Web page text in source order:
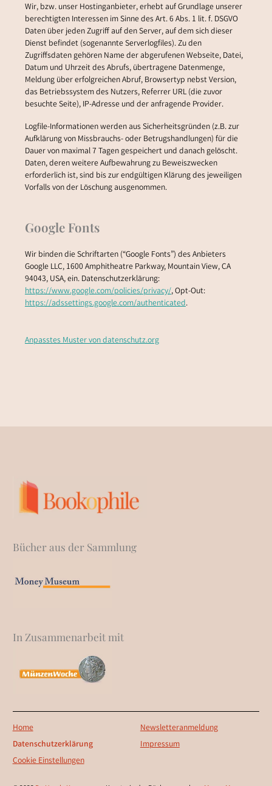
Wir, bzw. unser Hostinganbieter, erhebt auf Grundlage unserer
berechtigten Interessen im Sinne des Art. 6 Abs. 1 lit. f. DSGVO
Daten über jeden Zugriff auf den Server, auf dem sich dieser
Dienst befindet (sogenannte Serverlogfiles). Zu den
Zugriffsdaten gehören Name der abgerufenen Webseite, Datei,
Datum und Uhrzeit des Abrufs, übertragene Datenmenge,
Meldung über erfolgreichen Abruf, Browsertyp nebst Version,
das Betriebssystem des Nutzers, Referrer URL (die zuvor
besuchte Seite), IP-Adresse und der anfragende Provider.
Logfile-Informationen werden aus Sicherheitsgründen (z.B. zur
Aufklärung von Missbrauchs- oder Betrugshandlungen) für die
Dauer von maximal 7 Tagen gespeichert und danach gelöscht.
Daten, deren weitere Aufbewahrung zu Beweiszwecken
erforderlich ist, sind bis zur endgültigen Klärung des jeweiligen
Vorfalls von der Löschung ausgenommen.
Google Fonts
Wir binden die Schriftarten (“Google Fonts”) des Anbieters
Google LLC, 1600 Amphitheatre Parkway, Mountain View, CA
94043, USA, ein. Datenschutzerklärung:
https://www.google.com/policies/privacy/, Opt-Out:
https://adssettings.google.com/authenticated.
Anpasstes Muster von datenschutz.org
Bücher aus der Sammlung
In Zusammenarbeit mit
Home
Newsletteranmeldung
Datenschutzerklärung
Impressum
Cookie Einstellungen